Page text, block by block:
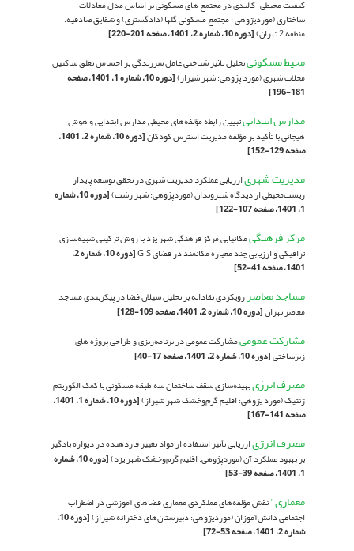
کیفیت محیطی-کالبدی در مجتمع های مسکونی بر اساس مدل معادلات
ساختاری (موردپژوهی : مجتمع مسکونی گلها (دادگستری) و شقایق صادقیه،
منطقه 2 تهران)
[دوره 10، شماره 2، 1401، صفحه 201-220]
محیط مسکونیتحلیل تاثیر شناختی عامل سرزندگی بر احساس تعلق ساکنین
محلات شهری (مورد پژوهی: شهر شیراز)
[دوره 10، شماره 1، 1401، صفحه
181-196]
مدارس ابتداییتبیین رابطه مؤلفه‌های محیطی مدارس ابتدایی و هوش
هیجانی با تأکید بر مؤلفه مدیریت استرس کودکان
[دوره 10، شماره 2، 1401،
صفحه 129-152]
مدیریت شهریارزیابی عملکرد مدیریت شهری در تحقق توسعه پایدار
زیست‌محیطی از دیدگاه شهروندان (موردپژوهی: شهر رشت)
[دوره 10، شماره
1، 1401، صفحه 107-122]
مرکز فرهنگیمکانیابی مرکز فرهنگی شهر یزد با روش ترکیبی شبیه‌سازی
ترافیکی و ارزیابی چند معیاره مکانمند در فضای GIS
[دوره 10، شماره 2،
1401، صفحه 41-52]
مساجد معاصررویکردی نقادانه بر تحلیل سیلان فضا در پیکربندی مساجد
معاصر تهران[دوره 10، شماره 2، 1401، صفحه 109-128]
مشارکت عمومیمشارکت عمومی در برنامه‌ریزی و طراحی پروژه های
زیرساختی[دوره 10، شماره 2، 1401، صفحه 17-40]
مصرف انرژیبهینه‌سازی سقف ساختمان سه طبقه مسکونی با کمک الگوریتم
ژنتیک (مورد پژوهی: اقلیم گرم‌وخشک شهر شیراز)
[دوره 10، شماره 1، 1401،
صفحه 141-167]
مصرف انرژیارزیابی تأثیر استفاده از مواد تغییر فازدهنده در دیواره بادگیر
بر بهبود عملکرد آن (موردپژوهی: اقلیم گرم‌وخشک شهر یزد)
[دوره 10، شماره
1، 1401، صفحه 39-53]
معماری"نقش مؤلفه‌های عملکردی معماری فضاهای آموزشی در اضطراب
اجتماعی دانش‌آموزان (موردپژوهی: دبیرستان‌های دخترانه شیراز)
[دوره 10،
شماره 2، 1401، صفحه 53-72]